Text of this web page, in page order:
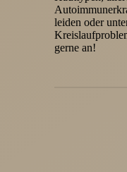
leiden oder
gerne an!